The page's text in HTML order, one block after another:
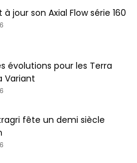
jour son Axial Flow série 160
évolutions pour les Terra
Variant
fête un demi siècle